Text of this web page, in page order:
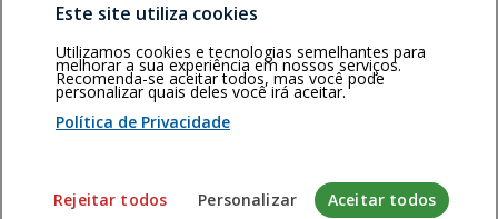
Área restritaPolítica de
privacidadePersonalização
de cookies
Sistema desenvolvido pela Gerência de Tecnologia da
Este site utiliza cookies
Utilizamos cookies e tecnologias semelhantes para
melhorar a sua experiência em nossos serviços.
Recomenda-se aceitar todos, mas você pode
personalizar quais deles você irá aceitar.
Política de Privacidade
Rejeitar todos Personalizar Aceitar todos